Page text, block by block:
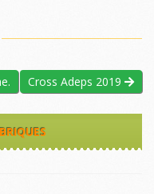
Cross Adeps 2019